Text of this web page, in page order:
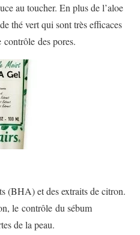
au toucher. En plus de l’aloe
thé vert qui sont très efficaces
des pores.
(BHA) et des extraits de citron.
le contrôle du sébum
de la peau.